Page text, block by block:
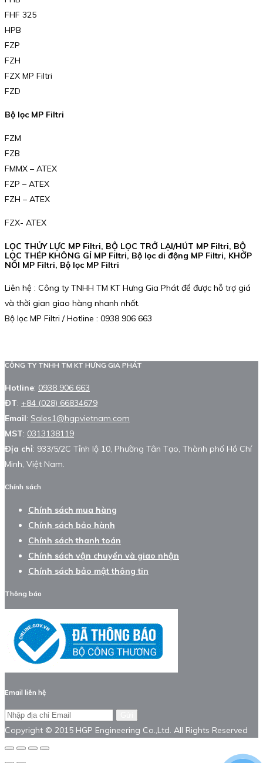
FHF 325
HPB
FZP
FZH
FZX MP Filtri
FZD
Bộ lọc MP Filtri
FZM
FZB
FMMX – ATEX
FZP – ATEX
FZH – ATEX
FZX- ATEX
LỌC THỦY LỰC MP Filtri, BỘ LỌC TRỞ LẠI/HÚT MP Filtri, BỘ
LỌC THÉP KHÔNG GỈ MP Filtri, Bộ lọc di động MP Filtri, KHỚP
NỐI MP Filtri, Bộ lọc MP Filtri
Liên hệ : Công ty TNHH TM KT Hưng Gia Phát để được hỗ trợ giá
và thời gian giao hàng nhanh nhất.
Bộ lọc MP Filtri / Hotline : 0938 906 663
CÔNG TY TNHH TM KT HƯNG GIA PHÁT
Hotline: 0938 906 663
ĐT: +84 (028) 66834679
Email: Sales1@hgpvietnam.com
MST: 0313138119
Địa chỉ: 933/5/2C Tỉnh lộ 10, Phường Tân Tạo, Thành phố Hồ Chí
Minh, Việt Nam.
Chính sách
Chính sách mua hàng
Chính sách bảo hành
Chính sách thanh toán
Chính sách vận chuyển và giao nhận
Chính sách bảo mật thông tin
Thông báo
Email liên hệ
Copyright © 2015 HGP Engineering Co.,Ltd. All Rights Reserved